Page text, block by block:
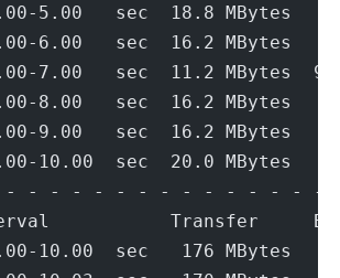
5.00   sec  18.8 MBytes
6.00   sec  16.2 MBytes
7.00   sec  11.2 MBytes
8.00   sec  16.2 MBytes
9.00   sec  16.2 MBytes
10.00  sec  20.0 MBytes
- - - - - - - - - - - - - - -
Transfer
10.00  sec   176 MBytes